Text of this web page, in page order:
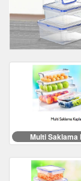
Multi Saklama